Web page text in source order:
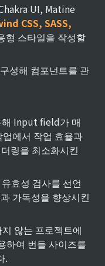
UI, Matine
CSS, SASS,
형 스타일을 작성할
성해 컴포넌트를 관
해 Input field가 매
에서 작업 효율과
링을 최소화시킨
효성 검사를 선언
가독성을 향상시킨
않는 프로젝트에
하여 번들 사이즈를
.